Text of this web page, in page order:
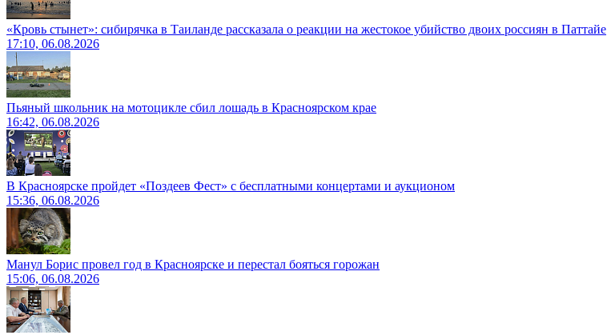
«Кровь стынет»: сибирячка в Таиланде рассказала о реакции на жестокое убийство двоих россиян в Паттайе
17:10, 06.08.2026
Пьяный школьник на мотоцикле сбил лошадь в Красноярском крае
16:42, 06.08.2026
В Красноярске пройдет «Поздеев Фест» с бесплатными концертами и аукционом
15:36, 06.08.2026
Манул Борис провел год в Красноярске и перестал бояться горожан
15:06, 06.08.2026